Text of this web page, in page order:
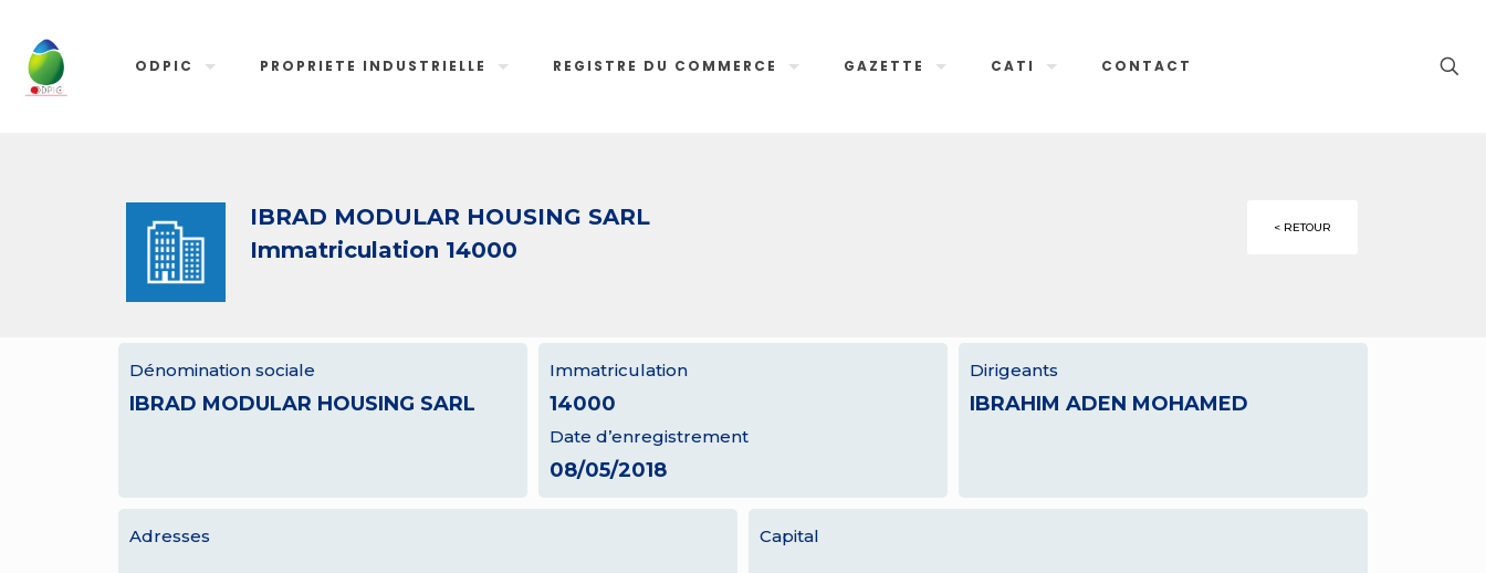
ODPIC PROPRIETE INDUSTRIELLE REGISTRE DU COMMERCE GAZETTE CATI CONTACT
IBRAD MODULAR HOUSING SARL
Immatriculation 14000
< RETOUR
Dénomination sociale
IBRAD MODULAR HOUSING SARL
Immatriculation
14000
Date d’enregistrement
08/05/2018
Dirigeants
IBRAHIM ADEN MOHAMED
Adresses Capital